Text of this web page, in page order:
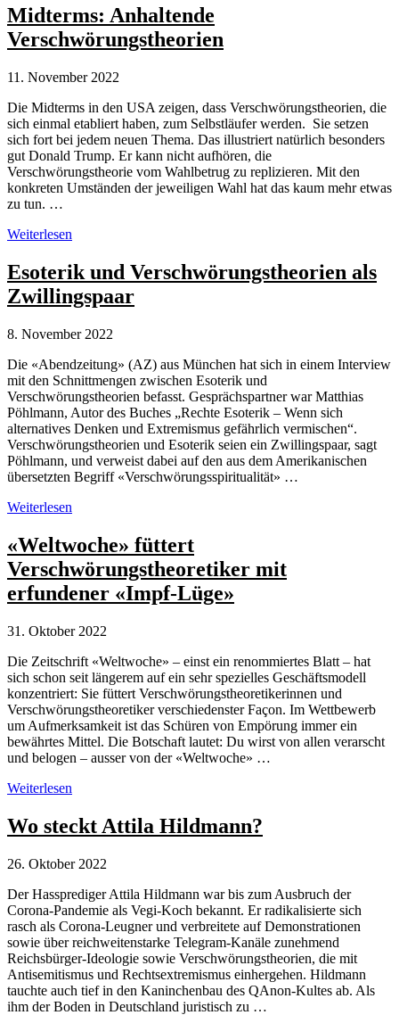
–
problematisches
Anastasia-
in
Midterms: Anhaltende
Verschwörungstheorien
11. November 2022
Die Midterms in den USA zeigen, dass Verschwörungstheorien, die
sich einmal etabliert haben, zum Selbstläufer werden. Sie setzen
sich fort bei jedem neuen Thema. Das illustriert natürlich besonders
gut Donald Trump. Er kann nicht aufhören, die
Verschwörungstheorie vom Wahlbetrug zu replizieren. Mit den
konkreten Umständen der jeweiligen Wahl hat das kaum mehr etwas
zu tun. …
Midterms:
Verschwörungstheorien
Weiterlesen
Esoterik und Verschwörungstheorien als
Zwillingspaar
8. November 2022
Die «Abendzeitung» (AZ) aus München hat sich in einem Interview
mit den Schnittmengen zwischen Esoterik und
Verschwörungstheorien befasst. Gesprächspartner war Matthias
Pöhlmann, Autor des Buches „Rechte Esoterik – Wenn sich
alternatives Denken und Extremismus gefährlich vermischen“.
Verschwörungstheorien und Esoterik seien ein Zwillingspaar, sagt
Pöhlmann, und verweist dabei auf den aus dem Amerikanischen
übersetzten Begriff «Verschwörungsspiritualität» …
Esoterik
Verschwörungstheorien
als
Zwillingspaar
Weiterlesen
«Weltwoche» füttert
Verschwörungstheoretiker mit
erfundener «Impf-Lüge»
31. Oktober 2022
Die Zeitschrift «Weltwoche» – einst ein renommiertes Blatt – hat
sich schon seit längerem auf ein sehr spezielles Geschäftsmodell
konzentriert: Sie füttert Verschwörungstheoretikerinnen und
Verschwörungstheoretiker verschiedenster Façon. Im Wettbewerb
um Aufmerksamkeit ist das Schüren von Empörung immer ein
bewährtes Mittel. Die Botschaft lautet: Du wirst von allen verarscht
und belogen – ausser von der «Weltwoche» …
«Weltwoche»
Verschwörungstheoretiker
mit
«Impf-
Weiterlesen
Wo steckt Attila Hildmann?
26. Oktober 2022
Der Hassprediger Attila Hildmann war bis zum Ausbruch der
Corona-Pandemie als Vegi-Koch bekannt. Er radikalisierte sich
rasch als Corona-Leugner und verbreitete auf Demonstrationen
sowie über reichweitenstarke Telegram-Kanäle zunehmend
Reichsbürger-Ideologie sowie Verschwörungstheorien, die mit
Antisemitismus und Rechtsextremismus einhergehen. Hildmann
tauchte auch tief in den Kaninchenbau des QAnon-Kultes ab. Als
ihm der Boden in Deutschland juristisch zu …